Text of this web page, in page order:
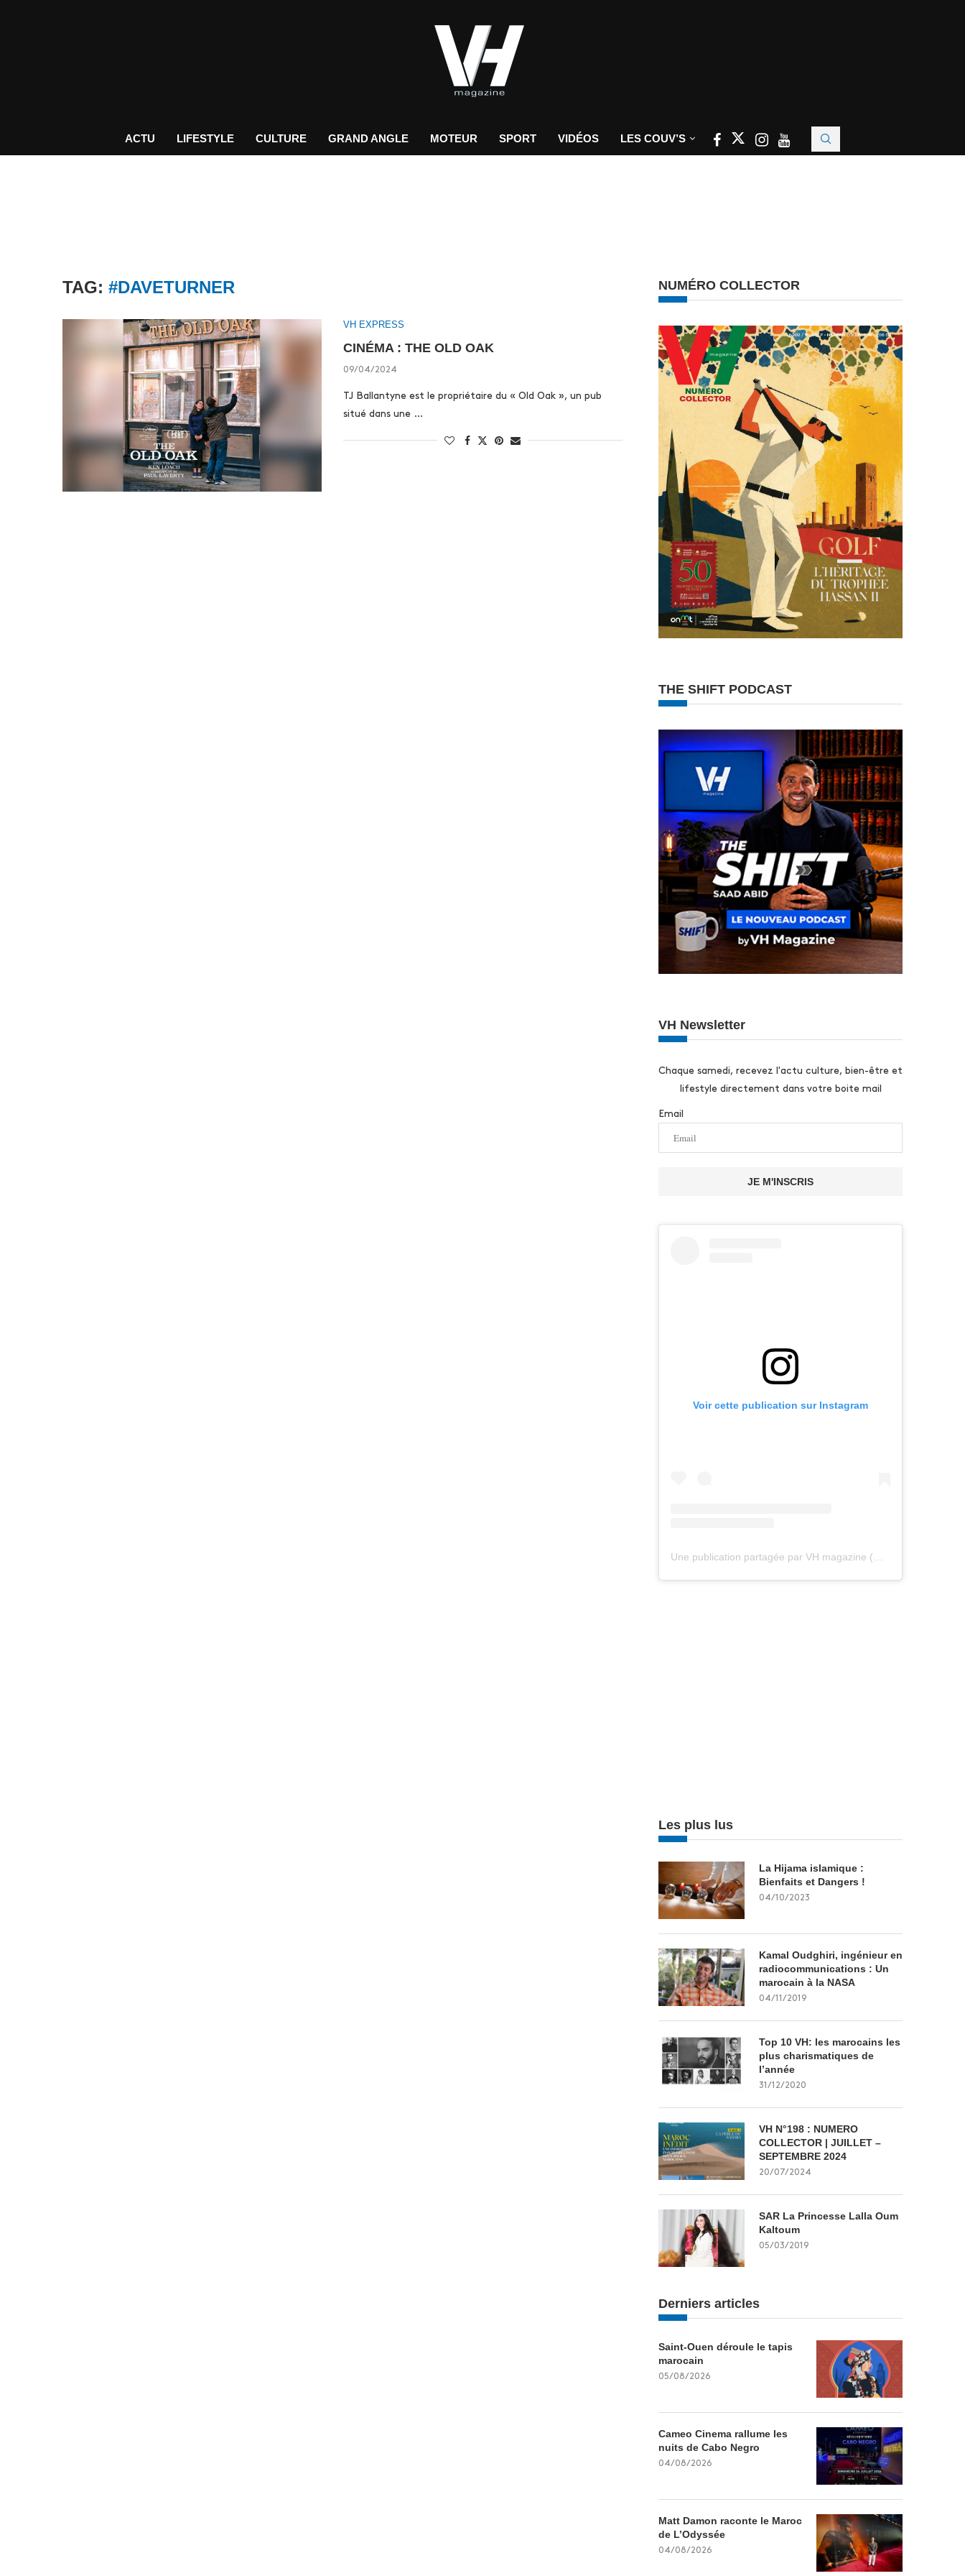
ACTU LIFESTYLE CULTURE GRAND ANGLE MOTEUR SPORT VIDÉOS LES COUV’S
TAG: #DAVETURNER
VH EXPRESS
CINÉMA : THE OLD OAK
09/04/2024
TJ Ballantyne est le propriétaire du « Old Oak », un pub
situé dans une …
NUMÉRO COLLECTOR
THE SHIFT PODCAST
VH Newsletter
Chaque samedi, recevez l'actu culture, bien-être et
lifestyle directement dans votre boite mail
Email
JE M'INSCRIS
Voir cette publication sur Instagram
Les plus lus
La Hijama islamique :
Bienfaits et Dangers !
04/10/2023
Kamal Oudghiri, ingénieur en
radiocommunications : Un
marocain à la NASA
04/11/2019
Top 10 VH: les marocains les
plus charismatiques de
l’année
31/12/2020
VH N°198 : NUMERO
COLLECTOR | JUILLET –
SEPTEMBRE 2024
20/07/2024
SAR La Princesse Lalla Oum
Kaltoum
05/03/2019
Derniers articles
Saint-Ouen déroule le tapis
marocain
05/08/2026
Cameo Cinema rallume les
nuits de Cabo Negro
04/08/2026
Matt Damon raconte le Maroc
de L’Odyssée
04/08/2026